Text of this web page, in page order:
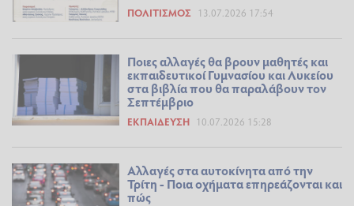
ΠΟΛΙΤΙΣΜΌΣ 13.07.2026 17:54
Ποιες αλλαγές θα βρουν μαθητές και
εκπαιδευτικοί Γυμνασίου και Λυκείου
στα βιβλία που θα παραλάβουν τον
Σεπτέμβριο
ΕΚΠΑΊΔΕΥΣΗ 10.07.2026 15:28
Αλλαγές στα αυτοκίνητα από την
Τρίτη - Ποια οχήματα επηρεάζονται και
πώς